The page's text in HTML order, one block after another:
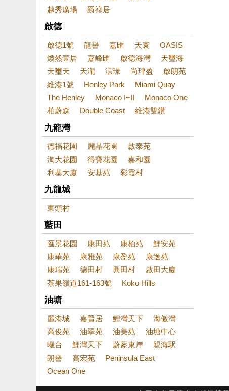
越秀廣場
爵祿居
啟德
啟德1號 龍譽 嘉匯 天寰
OASIS
煥然壹居
嘉峰匯 啟德海灣
天璽海
天璽天
天瀧 澐璟 尚珒盈
啟朗苑
維港1號
Henley Park
Miami Quay
The Henley
Monaco I+II
Monaco One
柏蔚森
Double Coast 維港雙鑽
九龍灣
德福花園 麗晶花園
啟泰苑
淘大花園
得寶花園
嘉和園
利基大廈
安基苑 彩霞村
九龍城
東頭村
藍田
匯景花園 康田苑 康柏苑
鯉安苑
康華苑
康雅苑 康盈苑
康逸苑
康瑞苑
德田村 興田村
啟田大廈
茶果嶺道161-163號
Koko Hills
油塘
麗港城 嘉賢居 鯉灣天下
海傲灣
高俊苑
油翠苑 油美苑
油塘中心
曦台
鯉灣天下 蔚藍東岸
親海駅
朗譽
高宏苑
Peninsula East
Ocean One